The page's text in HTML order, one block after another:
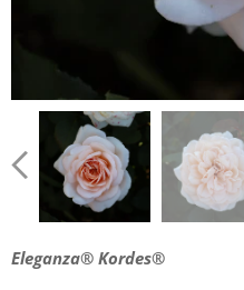
Eleganza® Kordes®